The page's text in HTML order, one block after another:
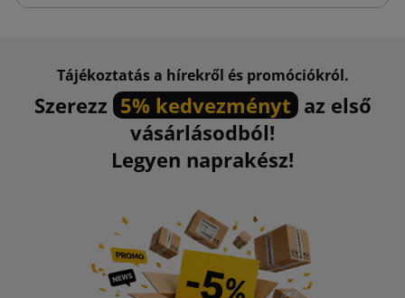
Tájékoztatás a hírekről és promóciókról.
Szerezz 5% kedvezményt az első
vásárlásodból!
Legyen naprakész!